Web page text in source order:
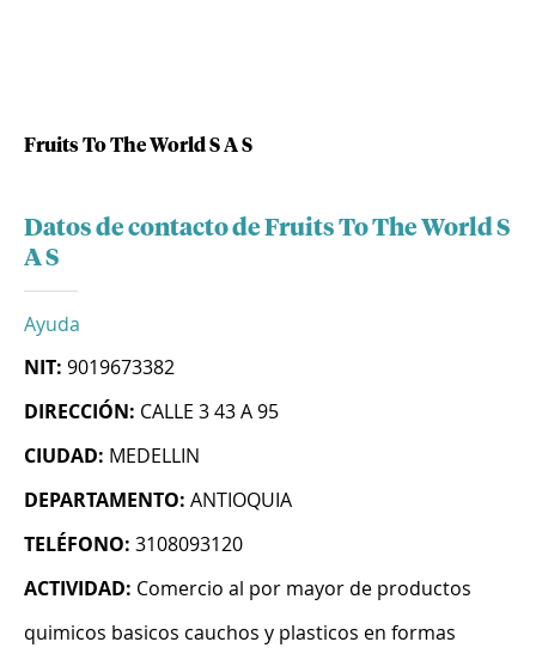
Fruits To The World S A S
Datos de contacto de Fruits To The World S
A S
Ayuda
NIT: 9019673382
DIRECCIÓN: CALLE 3 43 A 95
CIUDAD: MEDELLIN
DEPARTAMENTO: ANTIOQUIA
TELÉFONO: 3108093120
ACTIVIDAD: Comercio al por mayor de productos
quimicos basicos cauchos y plasticos en formas